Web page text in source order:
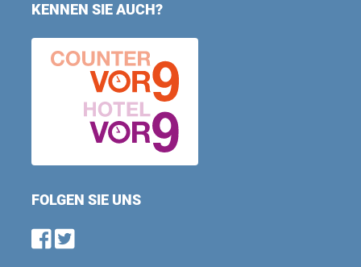
KENNEN SIE AUCH?
FOLGEN SIE UNS
Find us on Facebook
Follow us on Twitter